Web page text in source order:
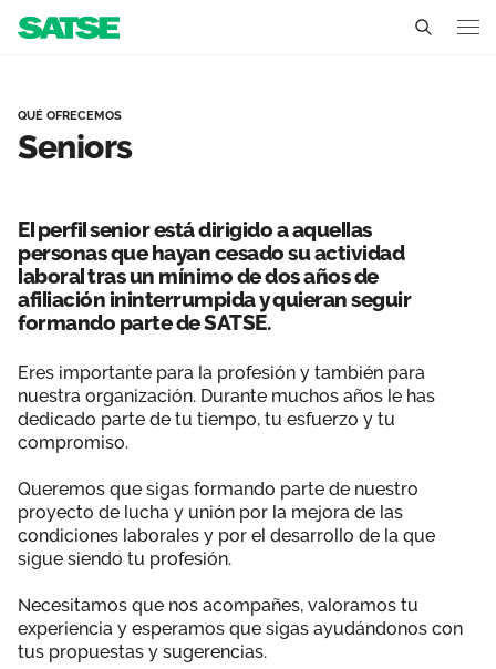
Conócenos
Delegados Sindicales
Estructura organizativa
Ámbitos de negociación
Secciones sindicales
Qué ofrecemos
Servicios
Ventajas
Actualidad
Temas
Noticias
Documentos
Publicaciones
Vídeos
Contáctanos
Área privada
QUÉ OFRECEMOS
Seniors
El perfil senior está dirigido a aquellas
personas que hayan cesado su actividad
laboral tras un mínimo de dos años de
afiliación ininterrumpida y quieran seguir
formando parte de SATSE.
Eres importante para la profesión y también para
nuestra organización. Durante muchos años le has
dedicado parte de tu tiempo, tu esfuerzo y tu
compromiso.
Queremos que sigas formando parte de nuestro
proyecto de lucha y unión por la mejora de las
condiciones laborales y por el desarrollo de la que
sigue siendo tu profesión.
Necesitamos que nos acompañes, valoramos tu
experiencia y esperamos que sigas ayudándonos con
tus propuestas y sugerencias.